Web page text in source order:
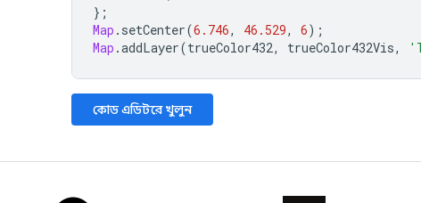
};
Map . setCenter(6.746, 46.529, 6);
Map .addLayer(trueColor432, trueColor432Vis,
কোড এডিটরে খুলুন